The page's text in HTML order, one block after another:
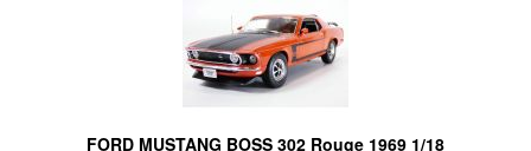
FORD MUSTANG BOSS 302 Rouge 1969 1/18